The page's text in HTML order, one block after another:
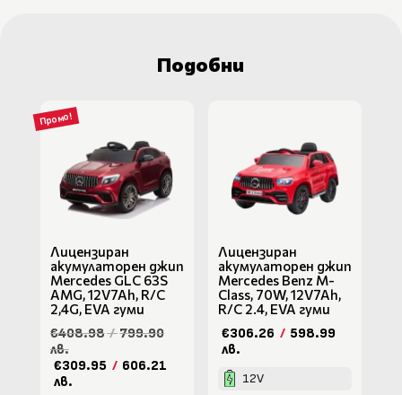
Подобни
Промо!
Лицензиран
акумулаторен джип
Mercedes GLC 63S
AMG, 12V7Ah, R/C
2,4G, EVA гуми
€408.98/799.90
лв.
€309.95 / 606.21
лв.
Лицензиран
акумулаторен джип
Mercedes Benz M-
Class, 70W, 12V7Ah,
R/C 2.4, EVA гуми
€306.26 / 598.99
лв.
12V